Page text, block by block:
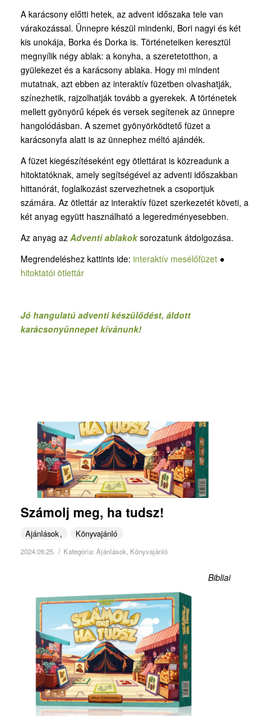
A karácsony előtti hetek, az advent időszaka tele van
várakozással. Ünnepre készül mindenki, Bori nagyi és két
kis unokája, Borka és Dorka is. Történeteiken keresztül
megnyílik négy ablak: a konyha, a szeretetotthon, a
gyülekezet és a karácsony ablaka. Hogy mi mindent
mutatnak, azt ebben az interaktív füzetben olvashatják,
színezhetik, rajzolhatják tovább a gyerekek. A történetek
mellett gyönyörű képek és versek segítenek az ünnepre
hangolódásban. A szemet gyönyörködtető füzet a
karácsonyfa alatt is az ünnephez méltó ajándék.
A füzet kiegészítéseként egy ötlettárat is közreadunk a
hitoktatóknak, amely segítségével az adventi időszakban
hittanórát, foglalkozást szervezhetnek a csoportjuk
számára. Az ötlettár az interaktív füzet szerkezetét követi, a
két anyag együtt használható a legeredményesebben.
Az anyag az Adventi ablakoksorozatunk átdolgozása.
Megrendeléshez kattints ide: interaktív mesélőfüzet ●
hitoktatói ötlettár
Jó hangulatú adventi készülődést, áldott
karácsonyünnepet kívánunk!
Számolj meg, ha tudsz!
Ajánlások Könyvajánló
2024.09.25. / Kategória: Ajánlások Könyvajánló
Bibliai